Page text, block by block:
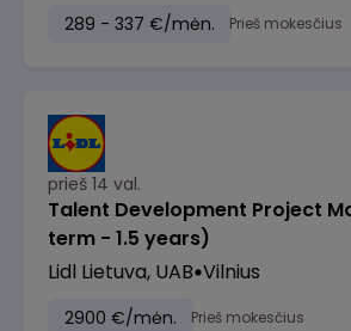
289 - 337 €/mėn. Prieš mokesčius
prieš 14 val.
Talent Development Project
term - 1.5 years)
Lidl Lietuva, UAB Vilnius
2900 €/mėn. Prieš mokesčius